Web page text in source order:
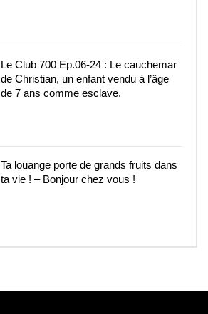
Le Club 700 Ep.06-24 : Le cauchemar
de Christian, un enfant vendu à l’âge
de 7 ans comme esclave.
Ta louange porte de grands fruits dans
ta vie ! – Bonjour chez vous !